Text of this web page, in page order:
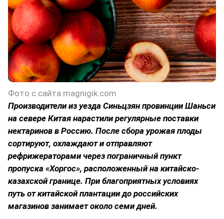
Фото с сайта magnigik.com
Производители из уезда Синьцзян провинции Шаньси
на севере Китая нарастили регулярные поставки
нектаринов в Россию. После сбора урожая плоды
сортируют, охлаждают и отправляют
рефрижераторами через пограничный пункт
пропуска «Хоргос», расположенный на китайско-
казахской границе. При благоприятных условиях
путь от китайской плантации до российских
магазинов занимает около семи дней.